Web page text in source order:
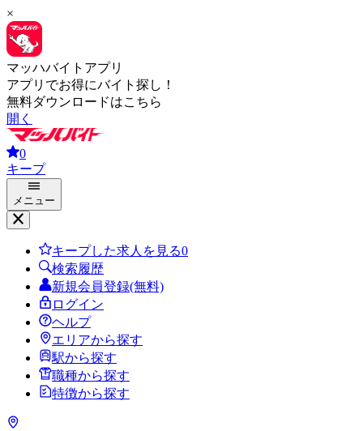
×
マッハバイトアプリ
アプリでお得にバイト探し！
無料ダウンロードはこちら
開く
0
キープ
メニュー
キープした求人を見る0
検索履歴
新規会員登録(無料)
ログイン
ヘルプ
エリアから探す
駅から探す
職種から探す
特徴から探す